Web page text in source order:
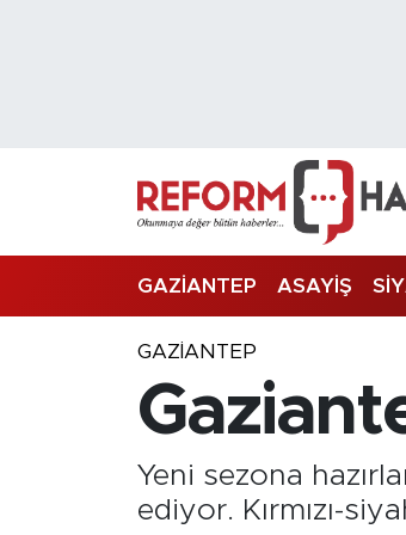
GAZİANTEP ASAYİŞ
GAZIANTEP
Yeni sezona
ediyor. Kırmızı-
Trafik Durumu
Süper Lig Puan Durumu ve Fikstür
Son Dakika Haberleri